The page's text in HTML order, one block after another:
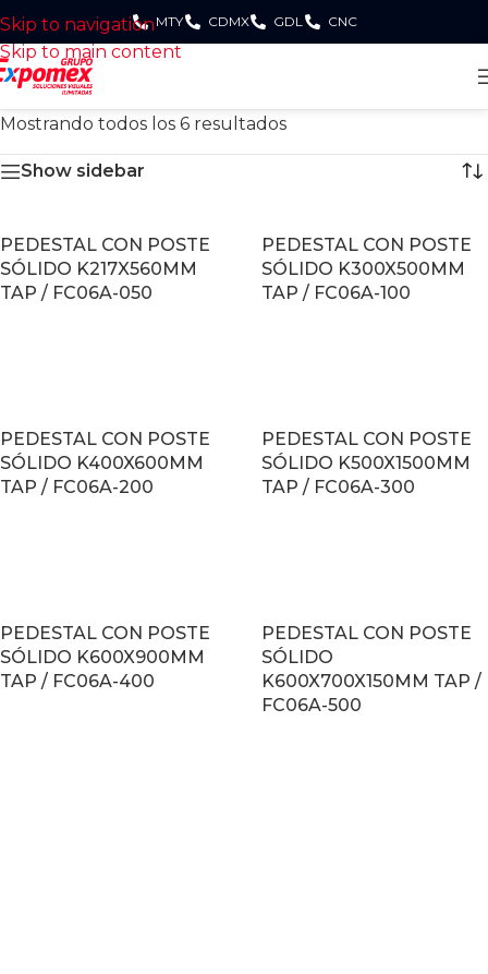
Skip to navigation
Skip to main content
MTY CDMX GDL CNC
Mostrando todos los 6 resultados
Show sidebar
PEDESTAL CON POSTE
SÓLIDO K217X560MM
TAP / FC06A-050
PEDESTAL CON POSTE
SÓLIDO K300X500MM
TAP / FC06A-100
PEDESTAL CON POSTE
SÓLIDO K400X600MM
TAP / FC06A-200
PEDESTAL CON POSTE
SÓLIDO K500X1500MM
TAP / FC06A-300
PEDESTAL CON POSTE
SÓLIDO K600X900MM
TAP / FC06A-400
PEDESTAL CON POSTE
SÓLIDO
K600X700X150MM TAP /
FC06A-500